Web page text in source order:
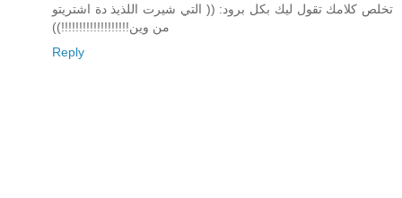
تخلص كلامك تقول ليك بكل برود: (( التي شيرت اللذيذ دة اشتريتو
من وين!!!!!!!!!!!!!!!!!!!))
Reply